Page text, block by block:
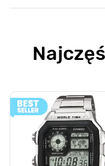
Poruszanie się po
Naciśnij, aby pominąć
Naciśnij, aby przejść do